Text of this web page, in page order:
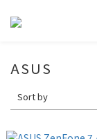
ASUS
Sort by